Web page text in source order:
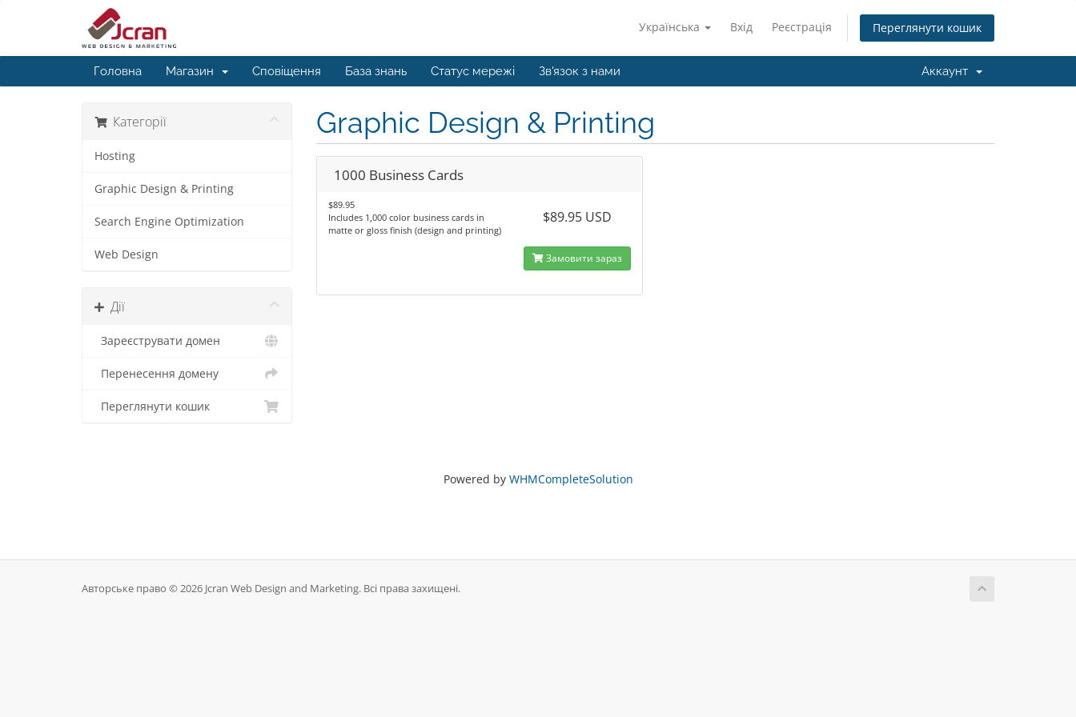
Українська Вхід Реєстрація Переглянути кошик
Головна Магазин Сповіщення База знань Статус мережі Зв'язок з нами Аккаунт
Категорії
Hosting
Graphic Design & Printing
Search Engine Optimization
Web Design
Дії
Зареєструвати домен
Перенесення домену
Переглянути кошик
Graphic Design & Printing
1000 Business Cards
$89.95
Includes 1,000 color business cards in
matte or gloss finish (design and printing)
$89.95 USD
Замовити зараз
Powered by WHMCompleteSolution
Авторське право © 2026 Jcran Web Design and Marketing. Всі права захищені.